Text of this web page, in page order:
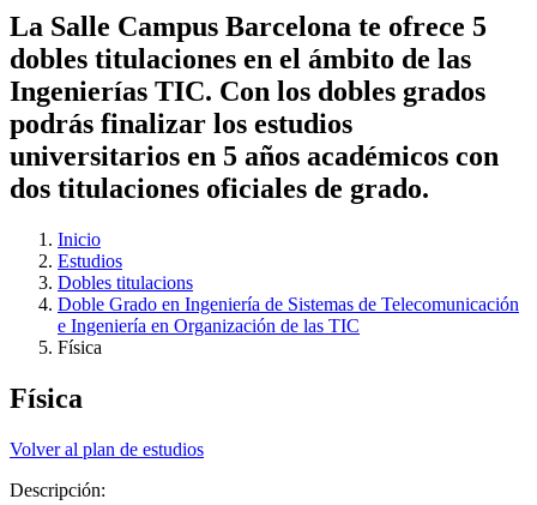
La Salle Campus Barcelona te ofrece 5
dobles titulaciones en el ámbito de las
Ingenierías TIC. Con los dobles grados
podrás finalizar los estudios
universitarios en 5 años académicos con
dos titulaciones oficiales de grado.
Inicio
Estudios
Dobles titulacions
Doble Grado en Ingeniería de Sistemas de Telecomunicación
e Ingeniería en Organización de las TIC
Física
Física
Volver al plan de estudios
Descripción: